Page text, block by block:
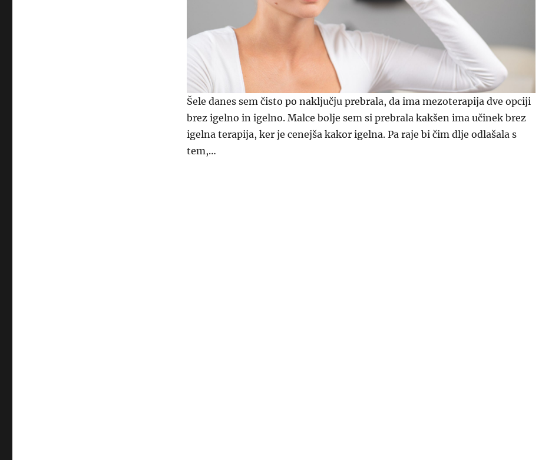
Šele danes sem čisto po naključju prebrala, da ima mezoterapija dve opciji
brez igelno in igelno. Malce bolje sem si prebrala kakšen ima učinek brez
igelna terapija, ker je cenejša kakor igelna. Pa raje bi čim dlje odlašala s
tem,…